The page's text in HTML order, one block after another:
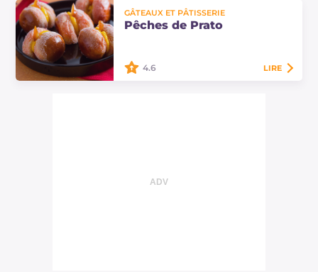
pâtissière est une revisite du dessert
pascal de Campanie, avec une pâte
GÂTEAUX ET PÂTISSERIE
Pêches de Prato
4.6 LIRE